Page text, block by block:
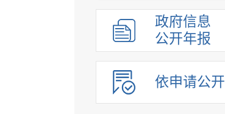
政府信息
公开年报
依申请公开